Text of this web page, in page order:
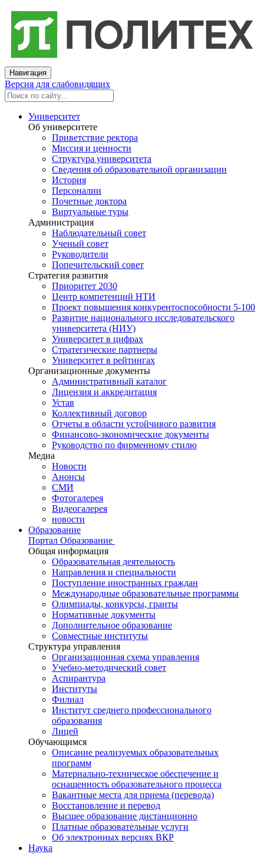
Навигация
Версия для слабовидящих
Университет
Об университете
Приветствие ректора
Миссия и ценности
Структура университета
Сведения об образовательной организации
История
Персоналии
Почетные доктора
Виртуальные туры
Администрация
Наблюдательный совет
Ученый совет
Руководители
Попечительский совет
Стратегия развития
Приоритет 2030
Центр компетенций НТИ
Проект повышения конкурентоспособности 5-100
Развитие национального исследовательского
университета (НИУ)
Университет в цифрах
Стратегические партнеры
Университет в рейтингах
Организационные документы
Административный каталог
Лицензия и аккредитация
Устав
Коллективный договор
Отчеты в области устойчивого развития
Финансово-экономические документы
Руководство по фирменному стилю
Медиа
Новости
Анонсы
СМИ
Фотогалерея
Видеогалерея
новости
Образование
Портал Образование
Общая информация
Образовательная деятельность
Направления и специальности
Поступление иностранных граждан
Международные образовательные программы
Олимпиады, конкурсы, гранты
Нормативные документы
Дополнительное образование
Совместные институты
Структура управления
Организационная схема управления
Учебно-методический совет
Аспирантура
Институты
Филиал
Институт среднего профессионального
образования
Лицей
Обучающимся
Описание реализуемых образовательных
программ
Материально-техническое обеспечение и
оснащенность образовательного процесса
Вакантные места для приема (перевода)
Восстановление и перевод
Высшее образование дистанционно
Платные образовательные услуги
Об электронных версиях ВКР
Наука